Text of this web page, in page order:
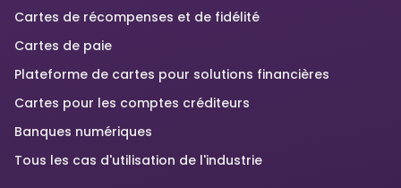
Cartes de récompenses et de fidélité
Cartes de paie
Plateforme de cartes pour solutions financières
Cartes pour les comptes créditeurs
Banques numériques
Tous les cas d'utilisation de l'industrie